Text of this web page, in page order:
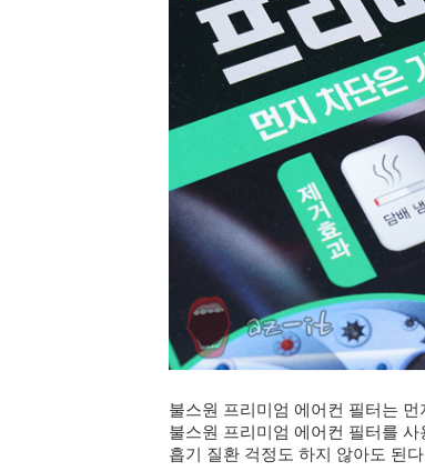
불스원 프리미엄 에어컨 필터는
불스원 프리미엄 에어컨 필터를
흡기 질환 걱정도 하지 않아도 된